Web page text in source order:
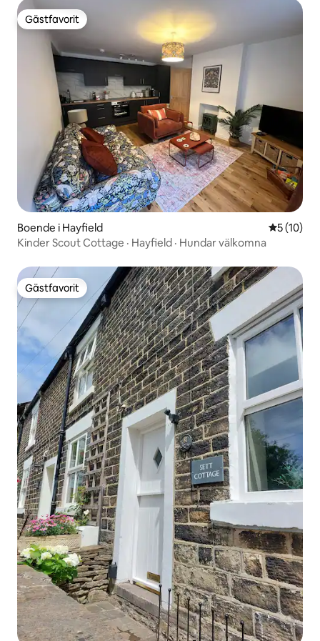
Gästfavorit
Gästfavorit
Boende i Hayfield 5 av 5 i
5 (10)
Kinder Scout Cottage · Hayfield · Hundar välkomna
Gästfavorit
Gästfavorit